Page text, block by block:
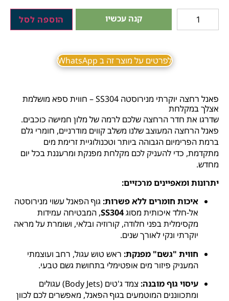
קנה עכשיו הוספה לסל
לפרטים על מוצר זה ב WhatsApp
פאנל רחצה יוקרתי מנירוסטה SS304 – חווית ספא מושלמת
אצלך במקלחת
שדרגו את חדר הרחצה שלכם לרמה של מלון חמישה כוכבים.
פאנל הרחצה המעוצב שלנו משלב קווים מודרניים, חומרי גלם
ברמת הפרימיום הגבוהה ביותר וטכנולוגיית זרימת מים
מתקדמת, כדי להעניק לכם מקלחת מפנקת ומרעננת בכל יום
מחדש.
יתרונות ומאפיינים מרכזיים:
איכות חומרים ללא פשרות: גוף הפאנל עשוי מנירוסטה
אל-חלד איכותית מסוגSS304, המבטיחה עמידות
מקסימלית בפני חלודה, קורוזיה ובלאי, ושומרת על מראה
יוקרתי ונקי לאורך שנים.
חווית "גשם" מפנקת: ראש טוש עגול, רחב ועוצמתי
המעניק פיזור מים אופטימלי בתחושת גשם טבעי.
עיסוי גוף מובנה:
צמד ג'טים (Body Jets) עגולים
ומתכווננים המוטמעים בגוף הפאנל, מאפשרים לכם לכוון